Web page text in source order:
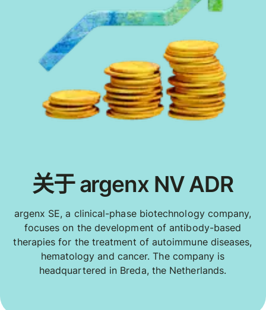
关于 argenx NV ADR
argenx SE, a clinical-phase biotechnology company,
focuses on the development of antibody-based
therapies for the treatment of autoimmune diseases,
hematology and cancer. The company is
headquartered in Breda, the Netherlands.